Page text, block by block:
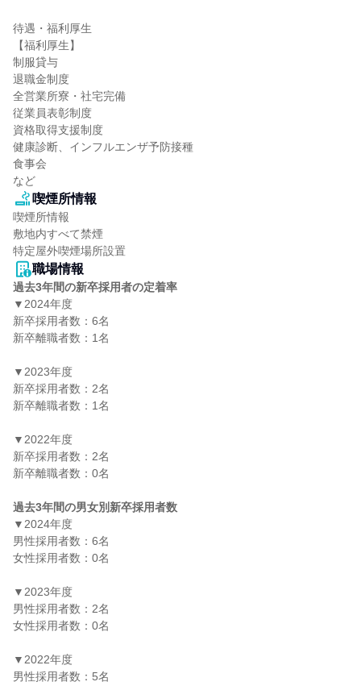
待遇・福利厚生
【福利厚生】
制服貸与
退職金制度
全営業所寮・社宅完備
従業員表彰制度
資格取得支援制度
健康診断、インフルエンザ予防接種
食事会
など
喫煙所情報
喫煙所情報
敷地内すべて禁煙
特定屋外喫煙場所設置
職場情報
過去3年間の新卒採用者の定着率
▼2024年度
新卒採用者数：6名
新卒離職者数：1名
▼2023年度
新卒採用者数：2名
新卒離職者数：1名
▼2022年度
新卒採用者数：2名
新卒離職者数：0名
過去3年間の男女別新卒採用者数
▼2024年度
男性採用者数：6名
女性採用者数：0名
▼2023年度
男性採用者数：2名
女性採用者数：0名
▼2022年度
男性採用者数：5名